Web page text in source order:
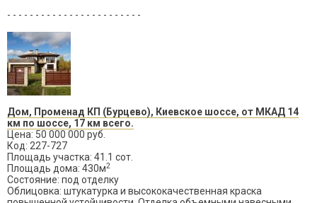
- - - - - - - - - - - - - - - - - - - - - - - -
Дом, Променад КП (Бурцево), Киевское шоссе, от МКАД 14
км по шоссе, 17 км всего.
Цена: 50 000 000 руб.
Код: 227-727
Площадь участка: 41.1 сот.
Площадь дома: 430м2
Состояние: под отделку
Облицовка: штукатурка и высококачественная краска